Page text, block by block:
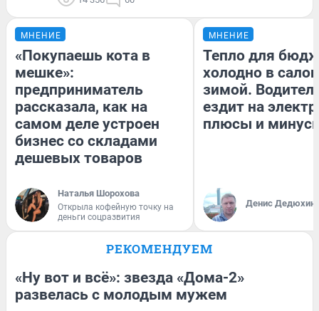
МНЕНИЕ
«Покупаешь кота в
мешке»:
предприниматель
рассказала, как на
самом деле устроен
бизнес со складами
дешевых товаров
Наталья Шорохова
Открыла кофейную точку на
деньги соцразвития
МНЕНИЕ
Тепло для
холодно в
зимой.
ездит на
плюсы и
Денис Дедюхин
РЕКОМЕНДУЕМ
«Ну вот и всё»: звезда «Дома-2»
развелась с молодым мужем